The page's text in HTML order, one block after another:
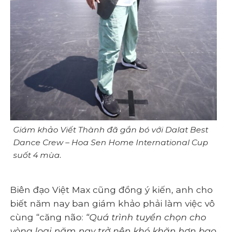
Giám khảo Viết Thành đã gắn bó với Dalat Best
Dance Crew – Hoa Sen Home International Cup
suốt 4 mùa.
Biên đạo Việt Max cũng đồng ý kiến, anh cho
biết năm nay ban giám khảo phải làm việc vô
cùng “căng não: “Quá trình tuyển chọn cho